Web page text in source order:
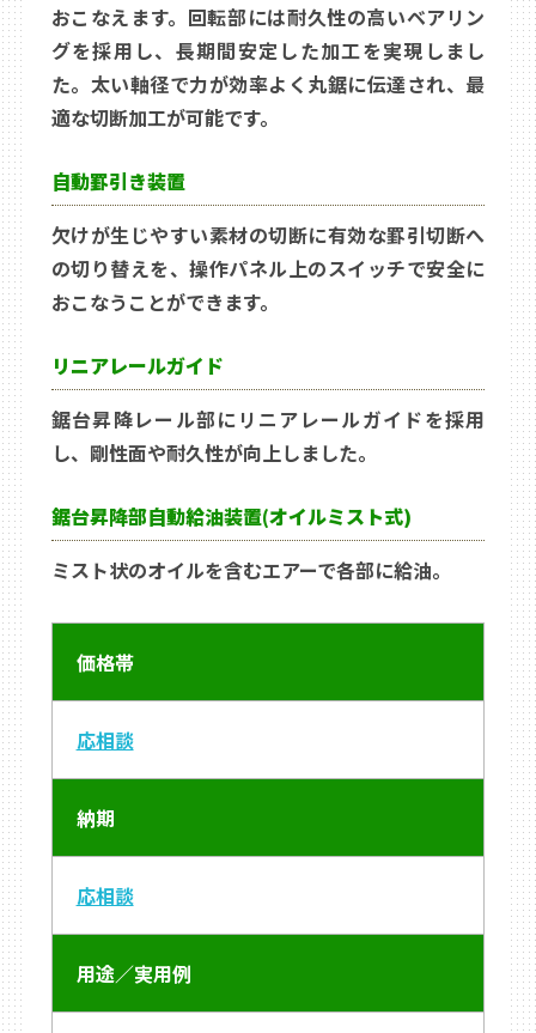
おこなえます。回転部には耐久性の高いベアリン
グを採用し、長期間安定した加工を実現しまし
た。太い軸径で力が効率よく丸鋸に伝達され、最
適な切断加工が可能です。
自動罫引き装置
欠けが生じやすい素材の切断に有効な罫引切断へ
の切り替えを、操作パネル上のスイッチで安全に
おこなうことができます。
リニアレールガイド
鋸台昇降レール部にリニアレールガイドを採用
し、剛性面や耐久性が向上しました。
鋸台昇降部自動給油装置(オイルミスト式)
ミスト状のオイルを含むエアーで各部に給油。
価格帯
応相談
納期
応相談
用途／実用例